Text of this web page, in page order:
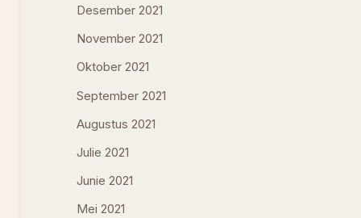
Desember 2021
November 2021
Oktober 2021
September 2021
Augustus 2021
Julie 2021
Junie 2021
Mei 2021